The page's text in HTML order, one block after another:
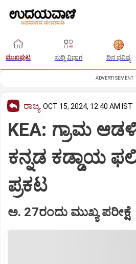
ಮುಖಪುಟ ಸುದ್ದಿ ವಿಭಾಗ ದಿನ ಭವಿಷ್ಯ
ADVERTISEMENT
ರಾಜ್ಯ OCT 15, 2024, 12:40 AM IST
KEA: ಗ್ರಾಮ
ಕನ್ನಡ ಕಡ್ಡಾಯ
ಪ್ರಕಟ
ಅ. 27ರಂದು ಮುಖ್ಯ ಪರೀಕ್ಷೆ